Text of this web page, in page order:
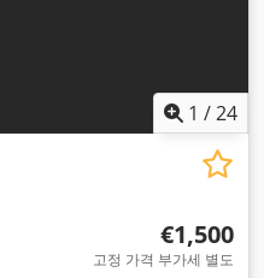
1 /24
€1,500
고정 가격 부가세 별도